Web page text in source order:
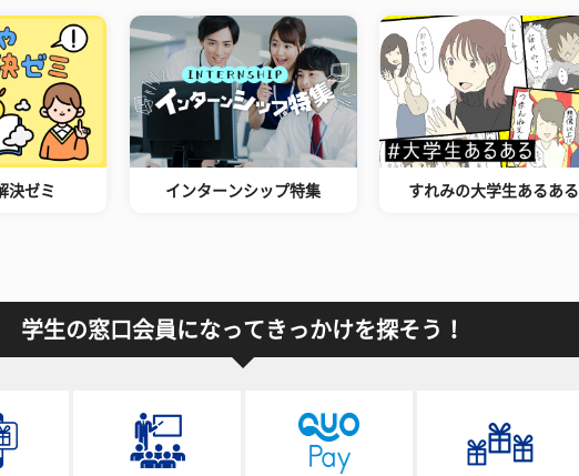
決ゼミ インターンシップ特集 すれみの大学生あるある
学生の窓口会員になってきっかけを探そう！